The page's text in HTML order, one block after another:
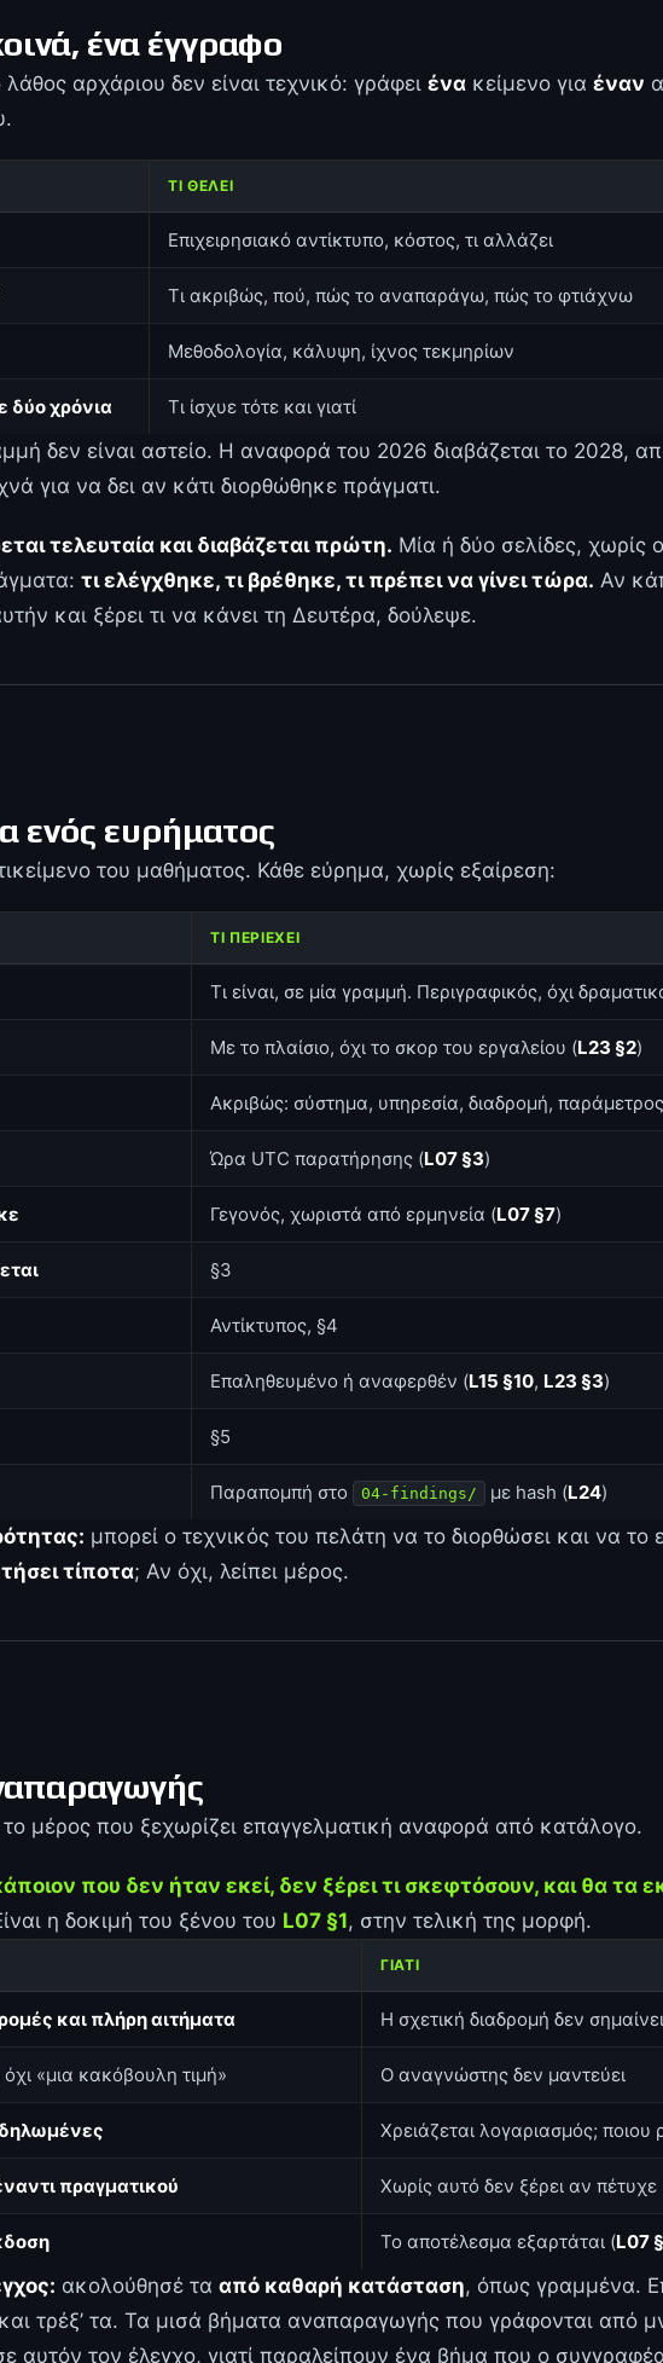
ένα έγγραφο
αρχάριου δεν είναι τεχνικό: γράφει ένα κείμενο για έναν
ΤΙ ΘΈΛΕΙ
Επιχειρησιακό αντίκτυπο, κόστος, τι αλλάζει
Τι ακριβώς, πού, πώς το αναπαράγω, πώς το φτιάχνω
Μεθοδολογία, κάλυψη, ίχνος τεκμηρίων
δύο χρόνια Τι ίσχυε τότε και γιατί
δεν είναι αστείο. Η αναφορά του 2026 διαβάζεται το 2028,
για να δει αν κάτι διορθώθηκε πράγματι.
τελευταία και διαβάζεται πρώτη. Μία ή δύο σελίδες, χωρίς
τι ελέγχθηκε, τι βρέθηκε, τι πρέπει να γίνει τώρα. Αν
και ξέρει τι να κάνει τη Δευτέρα, δούλεψε.
ενός ευρήματος
του μαθήματος. Κάθε εύρημα, χωρίς εξαίρεση:
ΤΙ ΠΕΡΙΈΧΕΙ
Τι είναι, σε μία γραμμή. Περιγραφικός, όχι
Με το πλαίσιο, όχι το σκορ του εργαλείου (L23 §2)
Ακριβώς: σύστημα, υπηρεσία, διαδρομή, παράμετρος
Ώρα UTC παρατήρησης (L07 §3)
Γεγονός, χωριστά από ερμηνεία (L07 §7)
§3
Αντίκτυπος, §4
Επαληθευμένο ή αναφερθέν (L15 §10, L23 §3)
§5
Παραπομπή στο 04-findings/ με hash (L24)
μπορεί ο τεχνικός του πελάτη να το διορθώσει και να το
τίποτα; Αν όχι, λείπει μέρος.
μέρος που ξεχωρίζει επαγγελματική αναφορά από κατάλογο.
που δεν ήταν εκεί, δεν ξέρει τι σκεφτόσουν, και θα τα
η δοκιμή του ξένου του L07 §1, στην τελική της μορφή.
ΓΙΑΤΊ
και πλήρη αιτήματα Η σχετική διαδρομή δεν
όχι «μια κακόβουλη τιμή» Ο αναγνώστης δεν μαντεύει
Χρειάζεται λογαριασμός; ποιου
πραγματικού Χωρίς αυτό δεν ξέρει αν πέτυχε
Το αποτέλεσμα εξαρτάται (L07
ακολούθησέ τα από καθαρή κατάσταση, όπως γραμμένα.
τρέξ’ τα. Τα μισά βήματα αναπαραγωγής που γράφονται από
αυτόν τον έλεγχο, γιατί παραλείπουν ένα βήμα που ο